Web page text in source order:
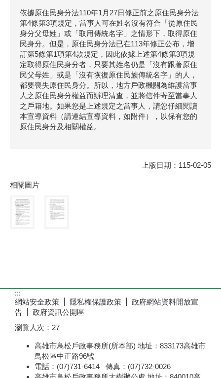
依據原住民身分法110年1月27日修正前之原住民身分法
第4條第3項規定，當事人可在姓名沒有符合「從原住民
身分父母姓」或「取用傳統名字」之情形下，取得原住
民身分。但是，原住民身分法已在113年修正公布，增
訂第5條第1項第4款規定，因此依據上述第4條第3項規
定取得原住民身分者，只要其姓名仍是「沒有跟著原住
民父母姓」或是「沒有恢復原住民族傳統名字」的人，
都要喪失原住民身分。所以，地方戶政機關為維護當事
人之原住民身分權益而辦理清查，並將信件寄至當事人
之戶籍地。如果您是上述規定之當事人，請您仔細閱讀
本宣導資料（請連結宣導資料，如附件），以保有您的
原住民身分及相關權益。
上版日期：115-02-05
相關圖片
:::
網站安全政策
隱私權保護政策
政府網站資料開放宣
告
政府資訊公開區
瀏覽人次： 27
高雄市鳥松戶政事務所(所本部) 地址：833173高雄市
鳥松區中正路96號
電話：(07)731-6414 傳真：(07)732-0026